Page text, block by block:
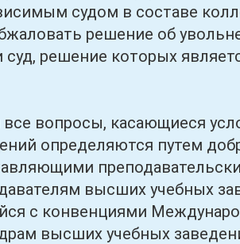
судом в составе
решение об
суд, решение которых
вопросы, касающиеся
определяются путем
высших учебных
с конвенциями
высших учебных